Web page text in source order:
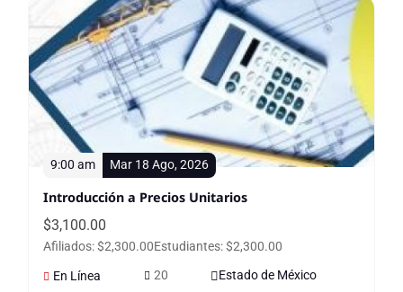
9:00 am Mar 18 Ago, 2026
Introducción a Precios Unitarios
$3,100.00
Afiliados: $2,300.00Estudiantes: $2,300.00
En Línea
20 Estado de México